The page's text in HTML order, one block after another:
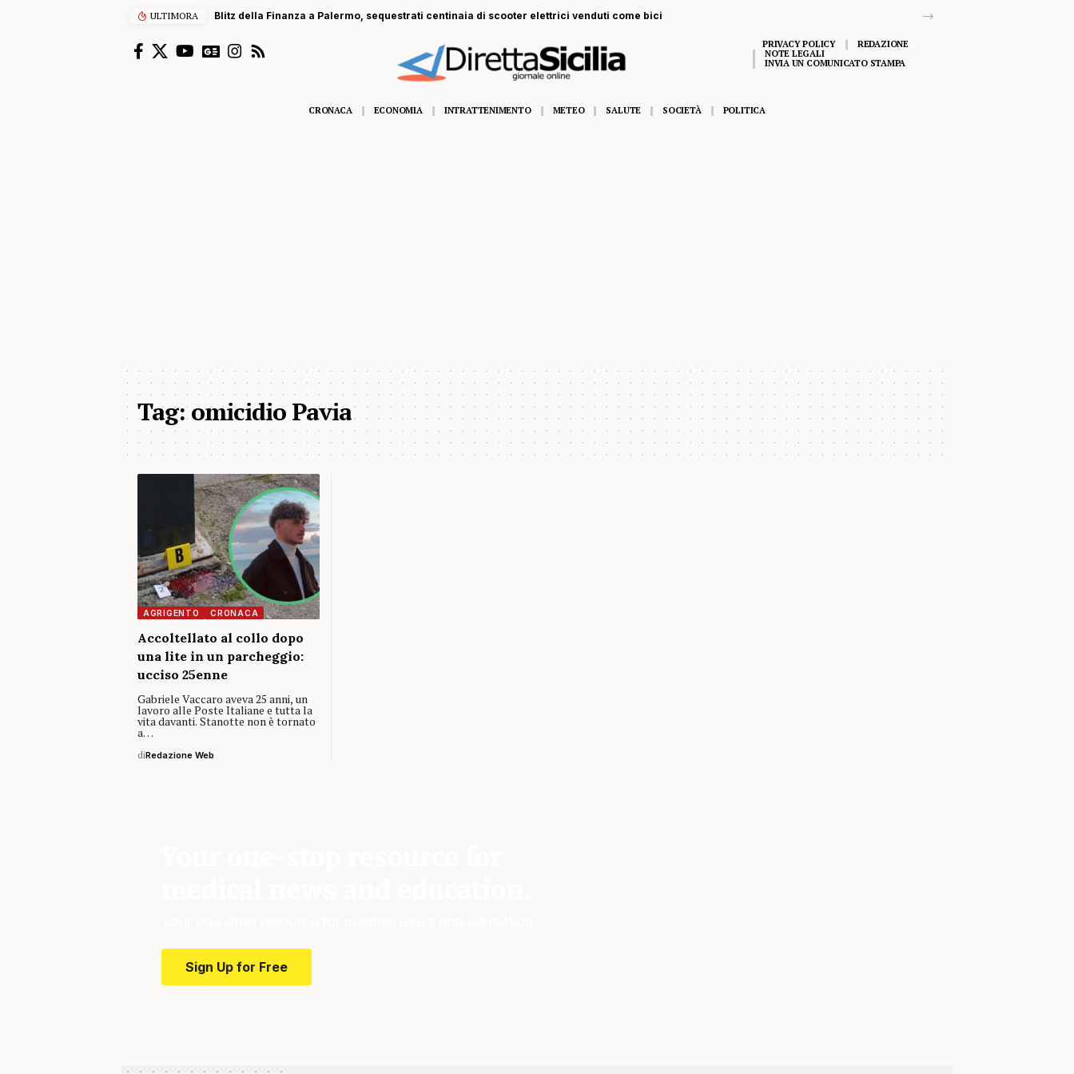
ULTIMORA Blitz della Finanza a Palermo, sequestrati centinaia di scooter elettrici venduti come bici
PRIVACY POLICY
REDAZIONE
NOTE LEGALI
INVIA UN COMUNICATO STAMPA
CRONACA ECONOMIA INTRATTENIMENTO METEO SALUTE SOCIETÀ POLITICA
Tag:omicidio Pavia
AGRIGENTO CRONACA
Accoltellato al collo dopo
una lite in un parcheggio:
ucciso 25enne
Gabriele Vaccaro aveva 25 anni, un
lavoro alle Poste Italiane e tutta la
vita davanti. Stanotte non è tornato
a…
diRedazione Web
Sign Up for Free